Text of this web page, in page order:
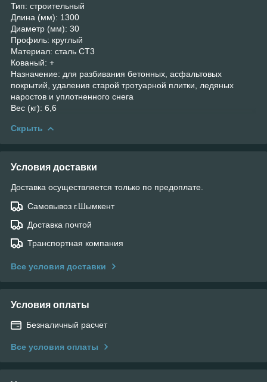
Тип: строительный
Длина (мм): 1300
Диаметр (мм): 30
Профиль: круглый
Материал: сталь СТ3
Кованый: +
Назначение: для разбивания бетонных, асфальтовых
покрытий, удаления старой тротуарной плитки, ледяных
наростов и уплотненного снега
Вес (кг): 6,6
Скрыть
Условия доставки
Доставка осуществляется только по предоплате.
Самовывоз г.Шымкент
Доставка почтой
Транспортная компания
Все условия доставки
Условия оплаты
Безналичный расчет
Все условия оплаты